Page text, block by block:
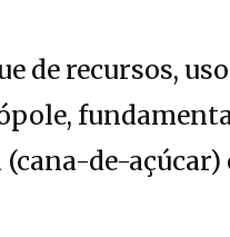
de recursos, uso
de-açúcar)